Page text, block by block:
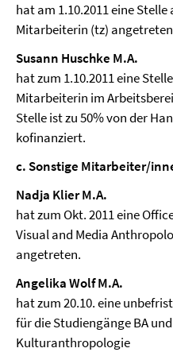
hat am 1.10.2011 eine
Mitarbeiterin (tz)
Susann Huschke M.A.
hat zum 1.10.2011 eine
Mitarbeiterin im
Stelle ist zu 50% von der
kofinanziert.
c. Sonstige Mitarbeiter/
Nadja Klier M.A.
hat zum Okt. 2011 eine
Visual and Media
angetreten.
Angelika Wolf M.A.
hat zum 20.10. eine
für die Studiengänge BA
Kulturanthropologie